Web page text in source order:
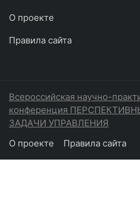
О проекте
Правила сайта
Всероссийская научно-
конференция
ЗАДАЧИ УПРАВЛЕНИЯ
О проекте Правила сайта